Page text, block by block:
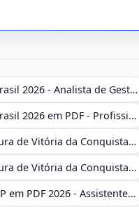
Apostila NAV Brasil 2026 - Analista de Gestão
Apostila NAV Brasil 2026 em PDF - Profissional Técnico de Navegação Aérea - Operador de Torre de Controle
Combo Prefeitura de Vitória da Conquista - BA 2026 - Monitor Escolar (Educação Infantil e Cobertura das AC'S)
Combo Prefeitura de Vitória da Conquista - BA 2026 - Monitor Escolar (Suporte às Crianças com Deficiência)
Apostila CAU-SP em PDF 2026 - Assistente Técnico - Administrativo